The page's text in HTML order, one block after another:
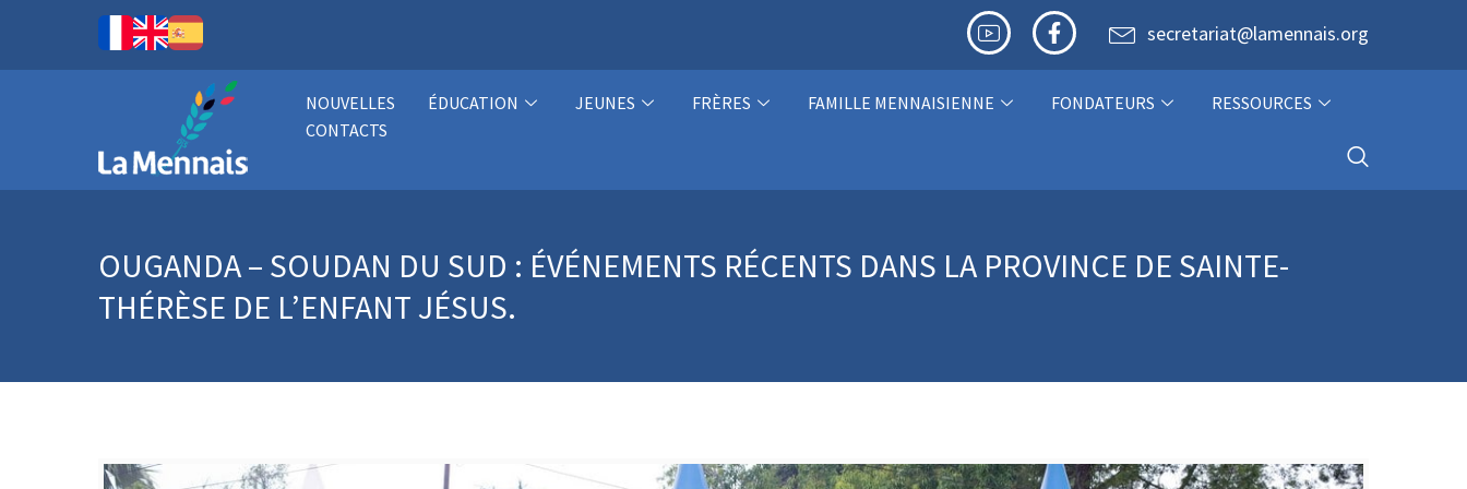
secretariat@lamennais.org
NOUVELLES ÉDUCATION JEUNES FRÈRES FAMILLE MENNAISIENNE FONDATEURS
RESSOURCES
CONTACTS
OUGANDA – SOUDAN DU SUD : ÉVÉNEMENTS RÉCENTS DANS LA PROVINCE DE SAINTE-
THÉRÈSE DE L’ENFANT JÉSUS.